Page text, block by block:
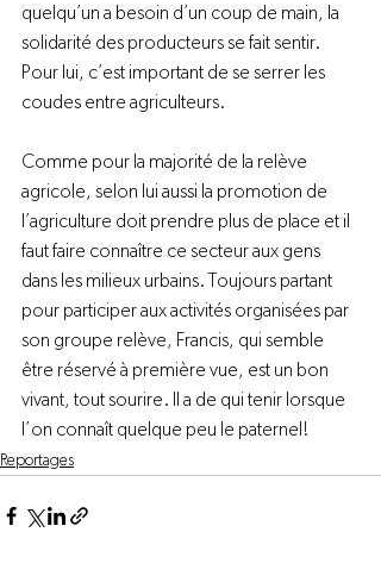
quelqu’un a besoin d’un coup de main, la
solidarité des producteurs se fait sentir.
Pour lui, c’est important de se serrer les
coudes entre agriculteurs.
Comme pour la majorité de la relève
agricole, selon lui aussi la promotion de
l’agriculture doit prendre plus de place et il
faut faire connaître ce secteur aux gens
dans les milieux urbains. Toujours partant
pour participer aux activités organisées par
son groupe relève, Francis, qui semble
être réservé à première vue, est un bon
vivant, tout sourire. Il a de qui tenir lorsque
l’on connaît quelque peu le paternel!
Reportages